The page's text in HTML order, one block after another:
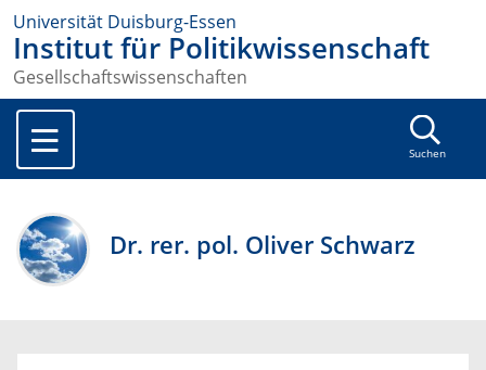
Universität Duisburg-Essen
Institut für Politikwissenschaft
Gesellschaftswissenschaften
Suchen
Dr. rer. pol. Oliver Schwarz